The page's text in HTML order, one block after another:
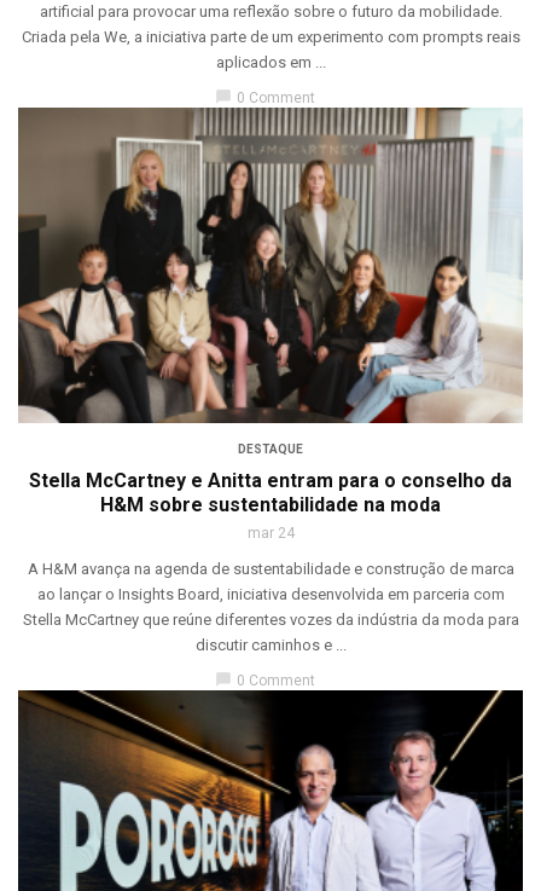
artificial para provocar uma reflexão sobre o futuro da mobilidade.
Criada pela We, a iniciativa parte de um experimento com prompts reais
aplicados em ...
0 Comment
DESTAQUE
Stella McCartney e Anitta entram para o conselho da
H&M sobre sustentabilidade na moda
mar 24
A H&M avança na agenda de sustentabilidade e construção de marca
ao lançar o Insights Board, iniciativa desenvolvida em parceria com
Stella McCartney que reúne diferentes vozes da indústria da moda para
discutir caminhos e ...
0 Comment